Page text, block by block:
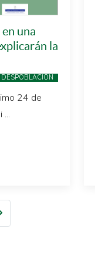
una
la
DESPOBLACIÓN
24 de